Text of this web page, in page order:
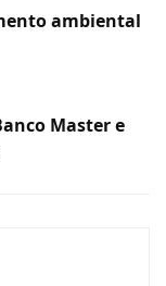
ambiental
Master e